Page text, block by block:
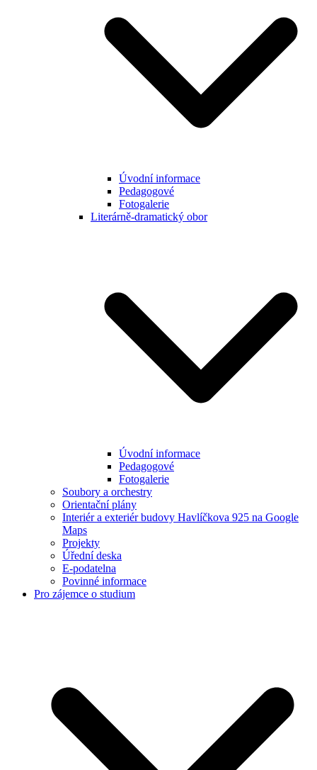
Úvodní informace
Pedagogové
Fotogalerie
Literárně-dramatický obor
Úvodní informace
Pedagogové
Fotogalerie
Soubory a orchestry
Orientační plány
Interiér a exteriér budovy Havlíčkova 925 na Google
Maps
Projekty
Úřední deska
E-podatelna
Povinné informace
Pro zájemce o studium